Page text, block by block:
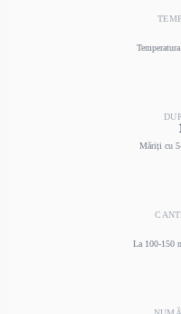
Măriți cu
La 100-150